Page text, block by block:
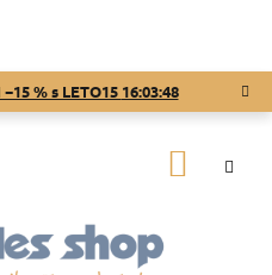
% s LETO15 16:03:47